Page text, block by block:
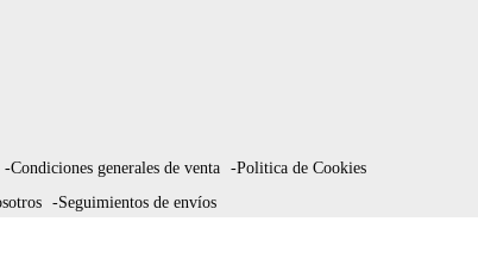
-Condiciones generales de venta -Politica de Cookies
-Seguimientos de envíos